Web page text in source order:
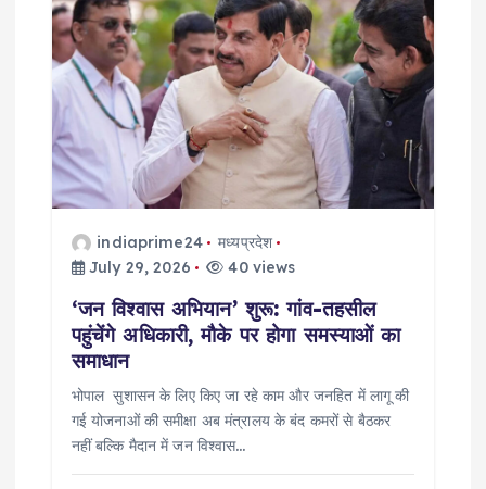
indiaprime24
मध्यप्रदेश
July 29, 2026
40 views
‘जन विश्वास अभियान’ शुरू: गांव-तहसील
पहुंचेंगे अधिकारी, मौके पर होगा समस्याओं का
समाधान
भोपाल सुशासन के लिए किए जा रहे काम और जनहित में लागू की
गई योजनाओं की समीक्षा अब मंत्रालय के बंद कमरों से बैठकर
नहीं बल्कि मैदान में जन विश्वास…